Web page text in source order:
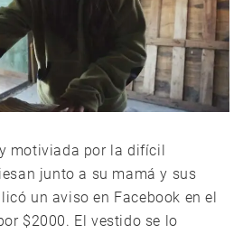
motiviada por la difícil
junto a su mamá y sus
un aviso en Facebook en el
$2000. El vestido se lo